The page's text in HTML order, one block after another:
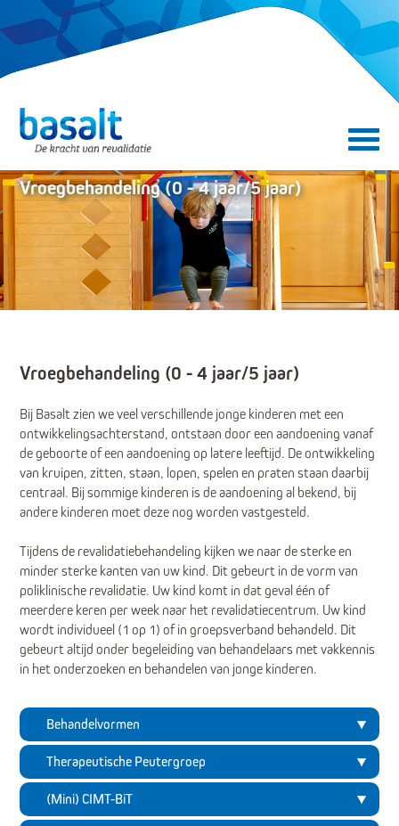
Direct naar de contentDirect naar de navigatie
Vroegbehandeling (0 - 4 jaar/5 jaar)
Vroegbehandeling (0 - 4 jaar/5 jaar)
Bij Basalt zien we veel verschillende jonge kinderen met een
ontwikkelingsachterstand, ontstaan door een aandoening vanaf
de geboorte of een aandoening op latere leeftijd. De ontwikkeling
van kruipen, zitten, staan, lopen, spelen en praten staan daarbij
centraal. Bij sommige kinderen is de aandoening al bekend, bij
andere kinderen moet deze nog worden vastgesteld.
Tijdens de revalidatiebehandeling kijken we naar de sterke en
minder sterke kanten van uw kind. Dit gebeurt in de vorm van
poliklinische revalidatie. Uw kind komt in dat geval één of
meerdere keren per week naar het revalidatiecentrum. Uw kind
wordt individueel (1 op 1) of in groepsverband behandeld. Dit
gebeurt altijd onder begeleiding van behandelaars met vakkennis
in het onderzoeken en behandelen van jonge kinderen.
Behandelvormen
Therapeutische Peutergroep
(Mini) CIMT-BiT